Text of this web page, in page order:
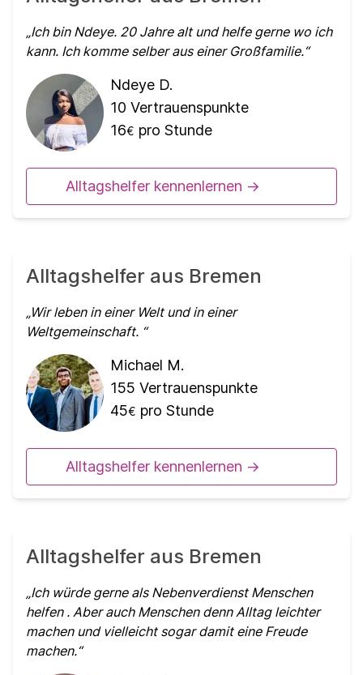
Ich bin Ndeye. 20 Jahre alt und helfe gerne wo ich
kann. Ich komme selber aus einer Großfamilie.
Ndeye D.
10 Vertrauenspunkte
16€ pro Stunde
Alltagshelfer kennenlernen ->
Alltagshelfer aus Bremen
Wir leben in einer Welt und in einer
Weltgemeinschaft.
Michael M.
155 Vertrauenspunkte
45€ pro Stunde
Alltagshelfer kennenlernen ->
Alltagshelfer aus Bremen
Ich würde gerne als Nebenverdienst Menschen
helfen . Aber auch Menschen denn Alltag leichter
machen und vielleicht sogar damit eine Freude
machen.